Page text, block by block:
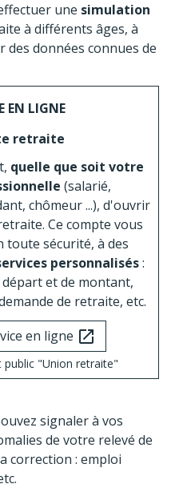
une simulation
à différents âges, à
données connues de
EN LIGNE
retraite
quelle que soit votre
(salarié,
chômeur ...), d'ouvrir
Ce compte vous
toute sécurité, à des
personnalisés:
et de montant,
de retraite, etc.
en ligne open_in_new
"Union retraite"
signaler à vos
de votre relevé de
correction : emploi